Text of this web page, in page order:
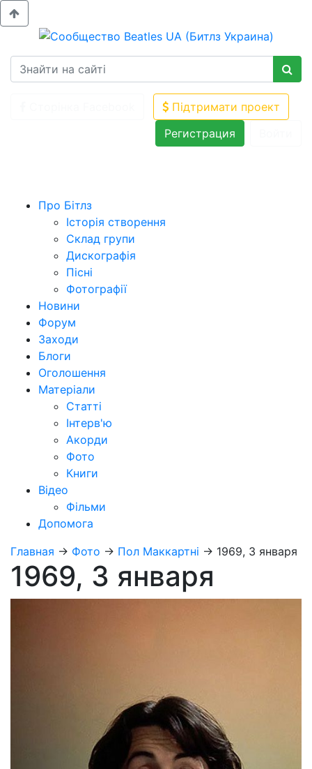
Підтримати проект
Регистрация
Про Бітлз
Історія створення
Склад групи
Дискографія
Пісні
Фотографії
Новини
Форум
Заходи
Блоги
Оголошення
Матеріали
Статті
Інтерв'ю
Акорди
Фото
Книги
Відео
Фільми
Допомога
Главная → Фото → Пол Маккартні → 1969, 3 января
1969, 3 января